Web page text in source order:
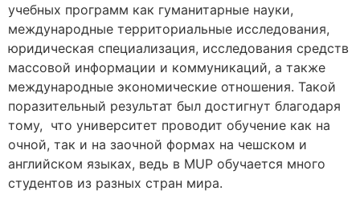
учебных программ как гуманитарные науки,
международные территориальные исследования,
юридическая специализация, исследования средств
массовой информации и коммуникаций, а также
международные экономические отношения. Такой
поразительный результат был достигнут благодаря
тому, что университет проводит обучение как на
очной, так и на заочной формах на чешском и
английском языках, ведь в MUP обучается много
студентов из разных стран мира.